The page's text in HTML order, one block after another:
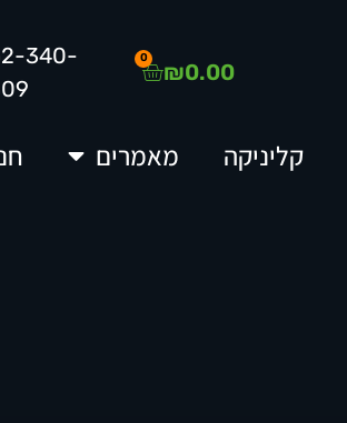
₪0.00
0
340-
קליניקה מאמרים